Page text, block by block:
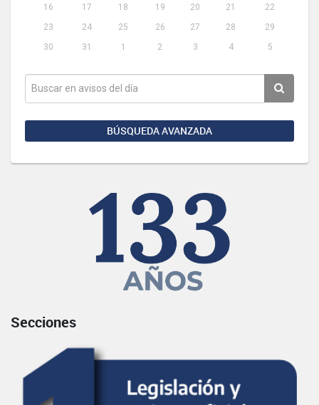
16
17 18 19 20 21
22
23
24 25 26 27 28
29
30
31 1 2 3 4 5
BÚSQUEDA AVANZADA
Secciones